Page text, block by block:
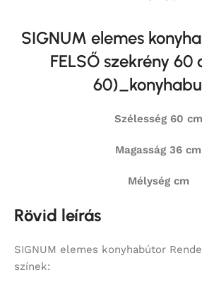
SIGNUM elemes
FELSŐ szekrény 60
Szélesség 60 cm
Magasság 36 cm
Mélység cm
Rövid leírás
SIGNUM elemes konyhabútor
színek: